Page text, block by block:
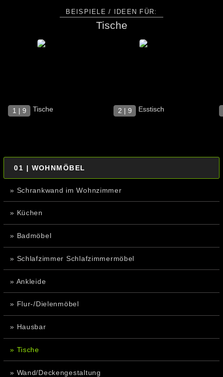
BEISPIELE / IDEEN FÜR:
Tische
1 | 9 Tische 2 | 9 Esstisch
01 | WOHNMÖBEL
» Schrankwand im Wohnzimmer
» Küchen
» Badmöbel
» Schlafzimmer Schlafzimmermöbel
» Ankleide
» Flur-/Dielenmöbel
» Hausbar
» Tische
» Wand/Deckengestaltung